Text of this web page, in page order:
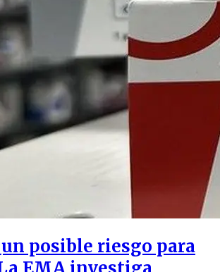
posible riesgo para